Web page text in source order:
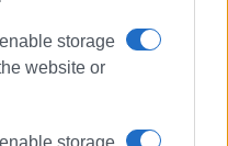
storage
website or
storage
/18:41
με τίτλο: "Χρόνος